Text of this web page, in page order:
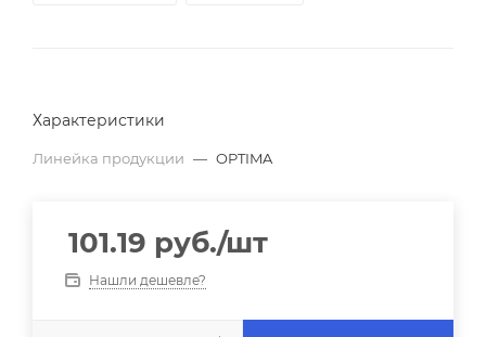
Характеристики
Линейка продукции — OPTIMA
101.19 руб./шт
Нашли дешевле?